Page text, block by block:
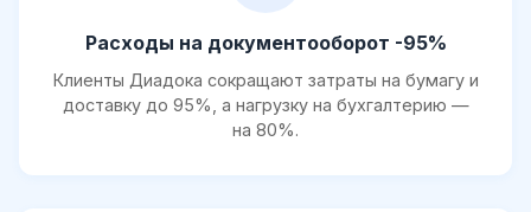
Расходы на документооборот -95%
Клиенты Диадока сокращают затраты на бумагу и
доставку до 95%, а нагрузку на бухгалтерию —
на 80%.